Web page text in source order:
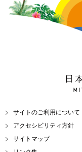
日
サイトのご利用について
アクセシビリティ方針
サイトマップ